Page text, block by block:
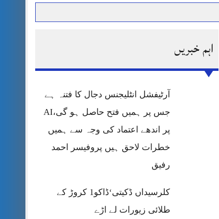
پر قربان
اہم خبریں
آرٹیفشل انٹلیجنس دجال کا فتنہ ہے
جس پر ہمیں فتح حاصل ہو گی،AI
پر اندھے اعتماد کی وجہ سے ہمیں
خطرات لاحق ہیں پروفیسر احمد
رفیق
کلرسیداں ڈکیتی‘ڈاکو1 کروڑ کے
طلائی زیورات لے اڑے